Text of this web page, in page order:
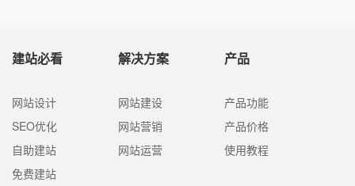
建站必看
网站设计
SEO优化
自助建站
免费建站
解决方案
网站建设
网站营销
网站运营
产品
产品功能
产品价格
使用教程